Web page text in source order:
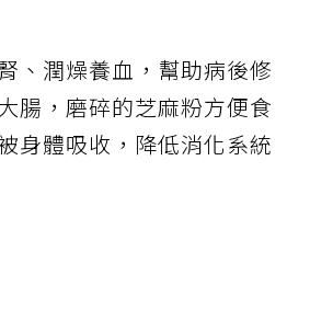
、潤燥養血，幫助病後修
腸，磨碎的芝麻粉方便食
身體吸收，降低消化系統